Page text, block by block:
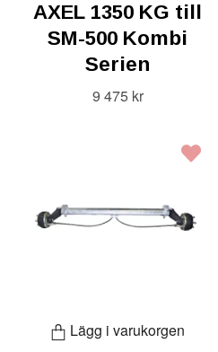
AXEL 1350 KG till
SM-500 Kombi
Serien
9 475 kr
Lägg i varukorgen